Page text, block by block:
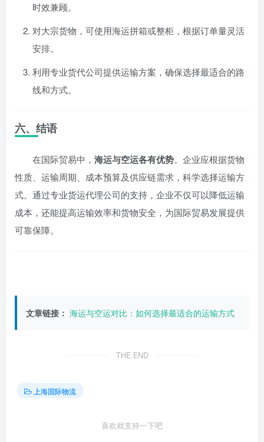
时效兼顾。
对大宗货物，可使用海运拼箱或整柜，根据订单量灵活
安排。
利用专业货代公司提供运输方案，确保选择最适合的路
线和方式。
六、结语
在国际贸易中， 海运与空运各有优势。企业应根据货物
性质、运输周期、成本预算及供应链需求，科学选择运输方
式。通过专业货运代理公司的支持，企业不仅可以降低运输
成本，还能提高运输效率和货物安全，为国际贸易发展提供
可靠保障。
文章链接： 海运与空运对比：如何选择最适合的运输方式
THE END
上海国际物流
喜欢就支持一下吧